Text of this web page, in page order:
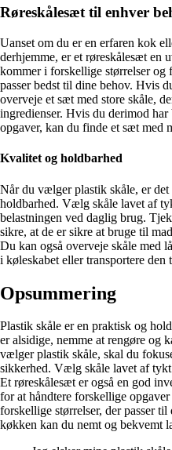
Røreskålesæt til enhver
Uanset om du er en erfaren kok
derhjemme, er et røreskålesæt en
kommer i forskellige størrelser og
passer bedst til dine behov. Hvis
overveje et sæt med store skåle,
ingredienser. Hvis du derimod
opgaver, kan du finde et sæt med
Kvalitet og holdbarhed
Når du vælger plastik skåle, er
holdbarhed. Vælg skåle lavet af
belastningen ved daglig brug.
sikre, at de er sikre at bruge til
Du kan også overveje skåle med
i køleskabet eller transportere den
Opsummering
Plastik skåle er en praktisk og
er alsidige, nemme at rengøre og
vælger plastik skåle, skal du
sikkerhed. Vælg skåle lavet af
Et røreskålesæt er også en god
for at håndtere forskellige
forskellige størrelser, der passer
køkken kan du nemt og bekvemt